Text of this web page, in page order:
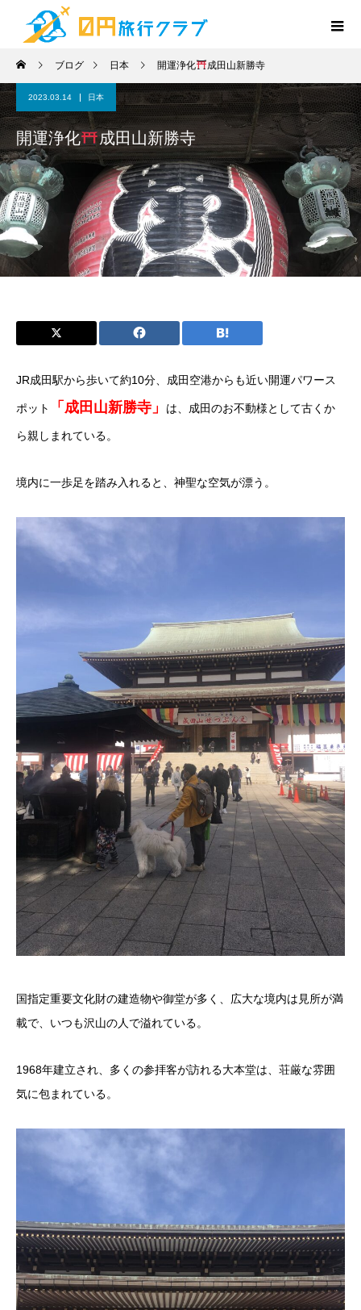
ブログ 日本 開運浄化 成田山新勝寺
2023.03.14 日本
開運浄化 成田山新勝寺
JR成田駅から歩いて約10分、成田空港からも近い開運パワース
ポット 「成田山新勝寺」 は、成田のお不動様として古くか
ら親しまれている。
境内に一歩足を踏み入れると、神聖な空気が漂う。
国指定重要文化財の建造物や御堂が多く、広大な境内は見所が満
載で、いつも沢山の人で溢れている。
1968年建立され、多くの参拝客が訪れる大本堂は、荘厳な雰囲
気に包まれている。